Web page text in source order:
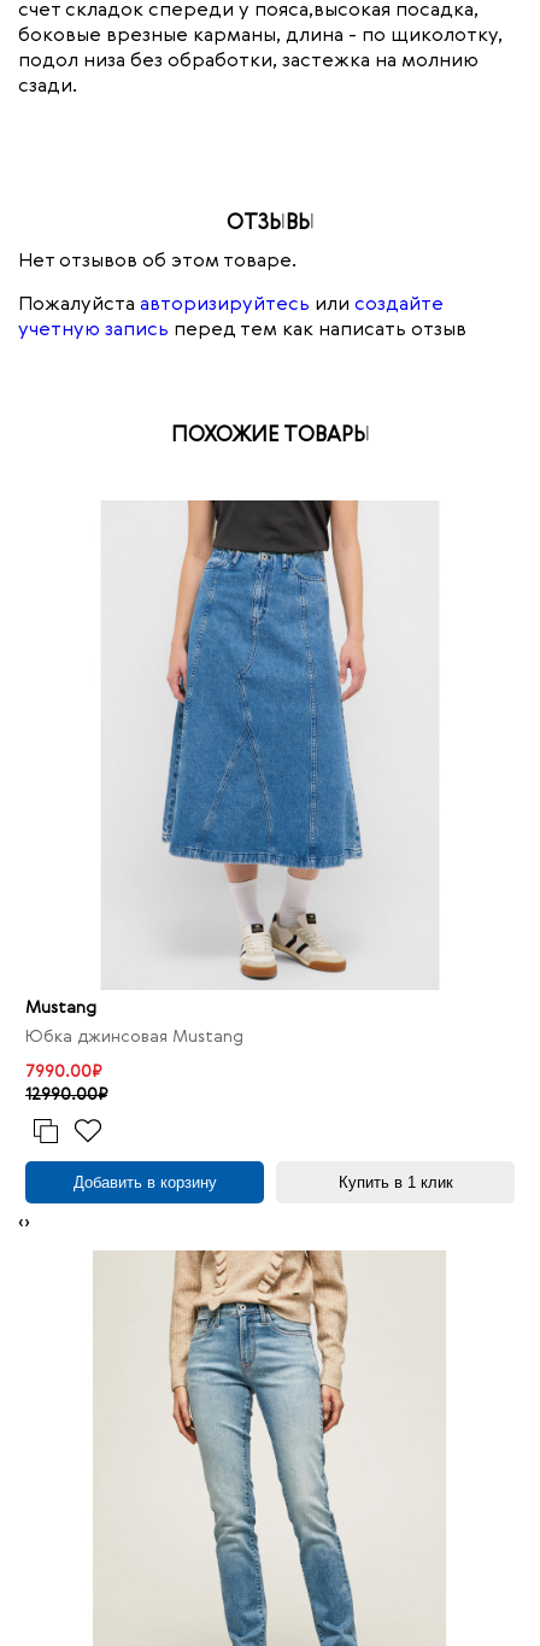
счет складок спереди у пояса,высокая посадка,
боковые врезные карманы, длина - по щиколотку,
подол низа без обработки, застежка на молнию
сзади.
ОТЗЫВЫ
Нет отзывов об этом товаре.
Пожалуйста авторизируйтесь или создайте
учетную запись перед тем как написать отзыв
ПОХОЖИЕ ТОВАРЫ
Mustang
Юбка джинсовая Mustang
7990.00₽
12990.00₽
Добавить в корзину Купить в 1 клик
‹›